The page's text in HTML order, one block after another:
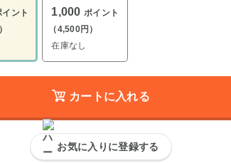
イント
1,000 ポイント
（4,500円）
在庫なし
カートに入れる
お気に入りに登録する